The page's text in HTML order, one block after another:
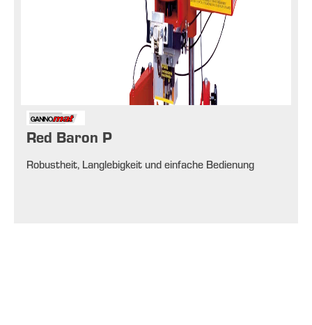
Red Baron P
Robustheit, Langlebigkeit und einfache Bedienung